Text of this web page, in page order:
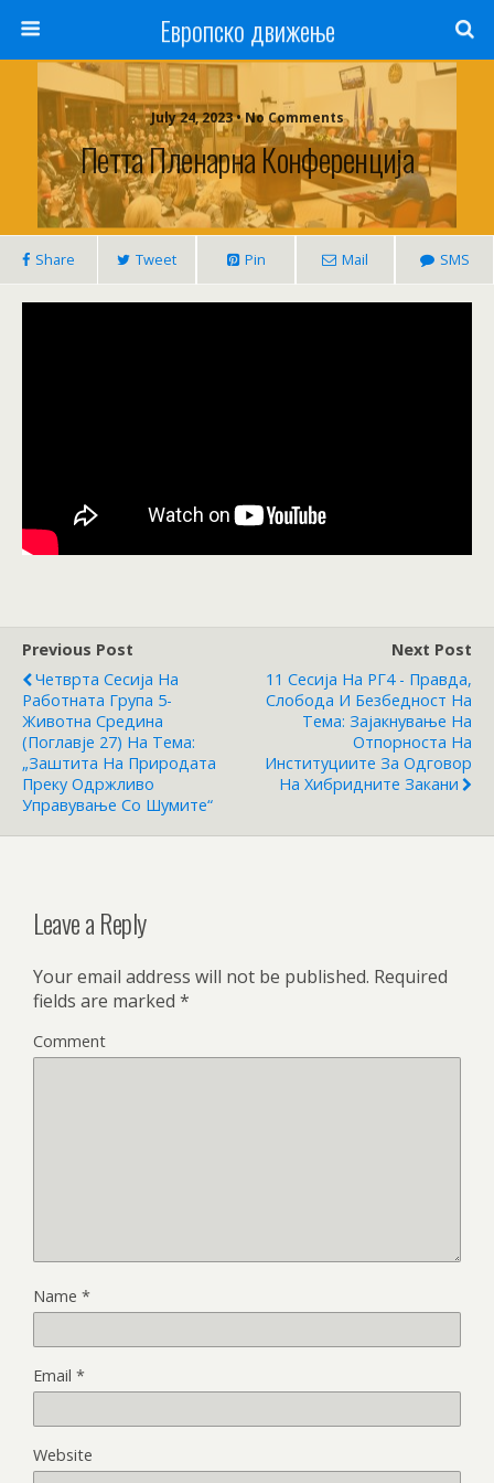
Европско движење
July 24, 2023 • No Comments
Петта Пленарна Конференција
Share Tweet Pin Mail SMS
Previous Post
Четврта Сесија На
Работната Група 5-
Животна Средина
(Поглавје 27) На Тема:
„Заштита На Природата
Преку Одржливо
Управување Со Шумите“
Next Post
11 Сесија На РГ4 - Правда,
Слобода И Безбедност На
Тема: Зајакнување На
Отпорноста На
Институциите За Одговор
На Хибридните Закани
Leave a Reply
Your email address will not be published. Required
fields are marked *
Comment
Name *
Email *
Website